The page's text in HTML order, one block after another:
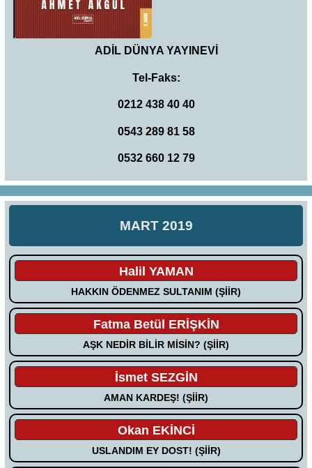
ADİL DÜNYA YAYINEVİ
Tel-Faks:
0212 438 40 40
0543 289 81 58
0532 660 12 79
MART 2019
Halil YAMAN
HAKKIN ÖDENMEZ SULTANIM (ŞİİR)
Fatma Betül ERİŞKİN
AŞK NEDİR BİLİR MİSİN? (ŞİİR)
İsmet SEZGİN
AMAN KARDEŞ! (ŞİİR)
Okan EKİNCİ
USLANDIM EY DOST! (ŞİİR)